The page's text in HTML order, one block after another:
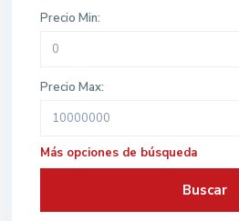
Precio Min:
Precio Max:
Más opciones de búsqueda
Buscar